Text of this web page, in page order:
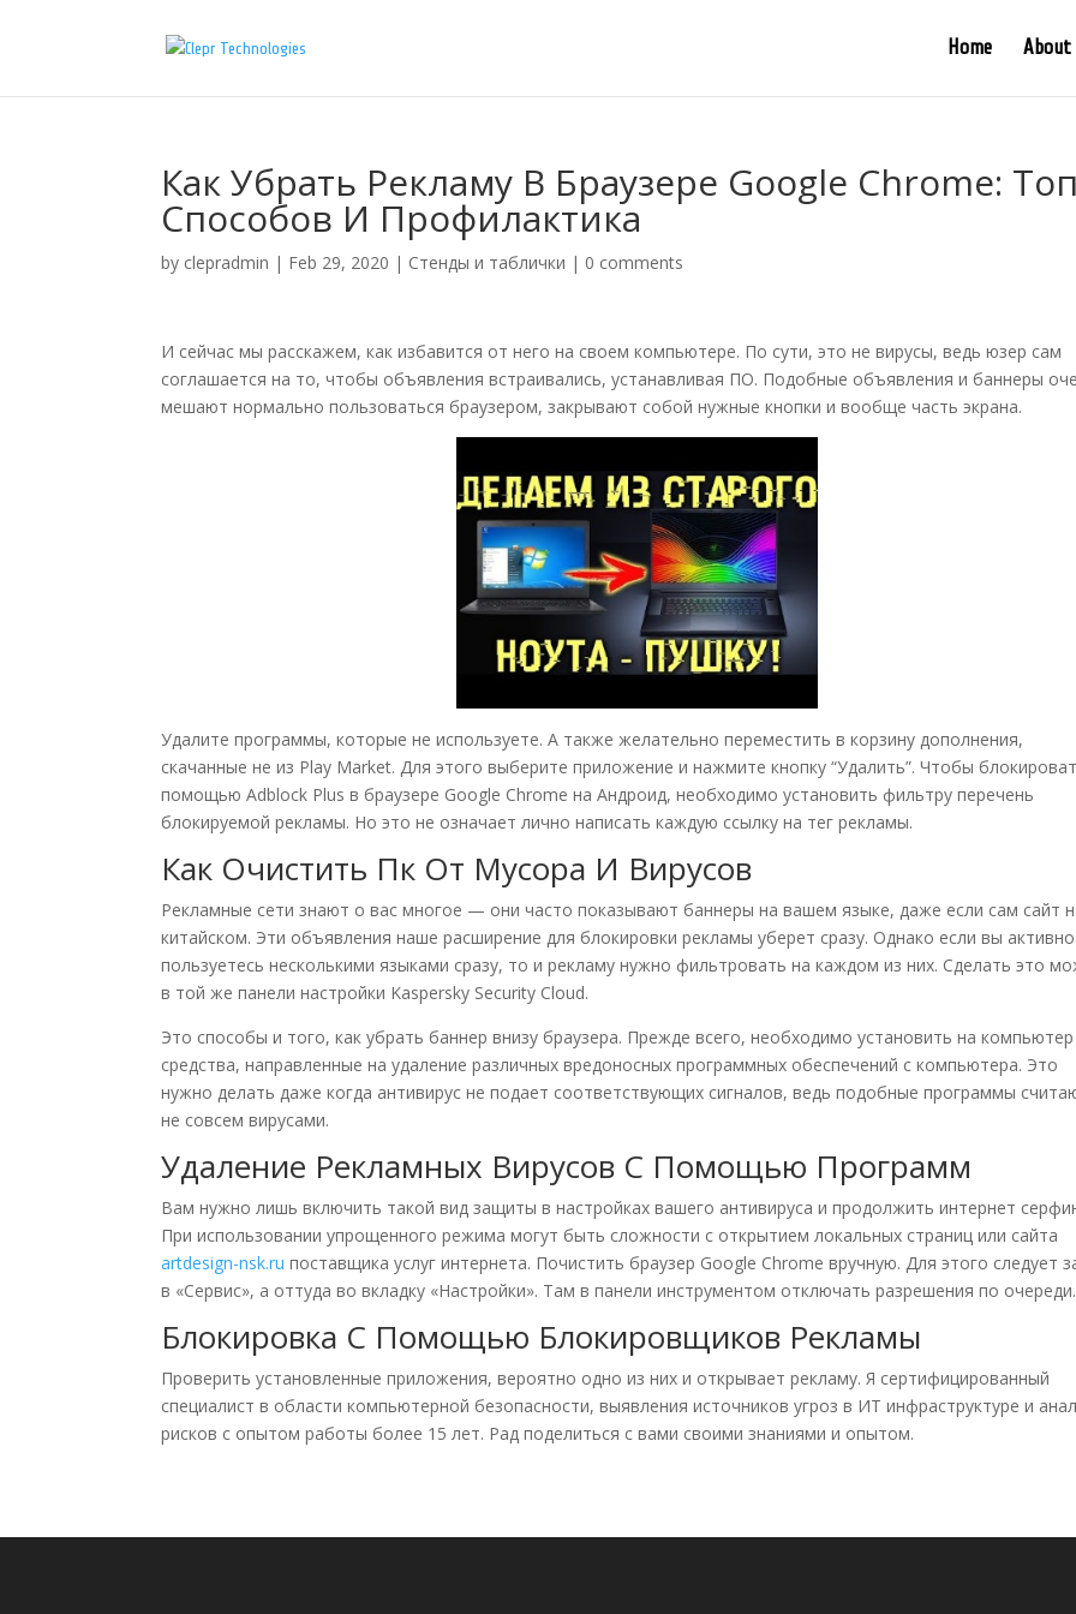
Home About
Как Убрать Рекламу В Браузере Google Chrome:
Способов И Профилактика
by clepradmin | Feb 29, 2020 | Стенды и таблички | 0 comments
И сейчас мы расскажем, как избавится от него на своем компьютере. По сути, это не вирусы, ведь юзер сам
соглашается на то, чтобы объявления встраивались, устанавливая ПО. Подобные объявления и баннеры
мешают нормально пользоваться браузером, закрывают собой нужные кнопки и вообще часть экрана.
Удалите программы, которые не используете. А также желательно переместить в корзину дополнения,
скачанные не из Play Market. Для этого выберите приложение и нажмите кнопку “Удалить”. Чтобы
помощью Adblock Plus в браузере Google Chrome на Андроид, необходимо установить фильтру перечень
блокируемой рекламы. Но это не означает лично написать каждую ссылку на тег рекламы.
Как Очистить Пк От Мусора И Вирусов
Рекламные сети знают о вас многое — они часто показывают баннеры на вашем языке, даже если сам сайт
китайском. Эти объявления наше расширение для блокировки рекламы уберет сразу. Однако если вы активно
пользуетесь несколькими языками сразу, то и рекламу нужно фильтровать на каждом из них. Сделать это
в той же панели настройки Kaspersky Security Cloud.
Это способы и того, как убрать баннер внизу браузера. Прежде всего, необходимо установить на компьютер
средства, направленные на удаление различных вредоносных программных обеспечений с компьютера. Это
нужно делать даже когда антивирус не подает соответствующих сигналов, ведь подобные программы
не совсем вирусами.
Удаление Рекламных Вирусов С Помощью Программ
Вам нужно лишь включить такой вид защиты в настройках вашего антивируса и продолжить интернет
При использовании упрощенного режима могут быть сложности с открытием локальных страниц или сайта
artdesign-nsk.ru поставщика услуг интернета. Почистить браузер Google Chrome вручную. Для этого следует
в «Сервис», а оттуда во вкладку «Настройки». Там в панели инструментом отключать разрешения по очереди.
Блокировка С Помощью Блокировщиков Рекламы
Проверить установленные приложения, вероятно одно из них и открывает рекламу. Я сертифицированный
специалист в области компьютерной безопасности, выявления источников угроз в ИТ инфраструктуре и
рисков с опытом работы более 15 лет. Рад поделиться с вами своими знаниями и опытом.